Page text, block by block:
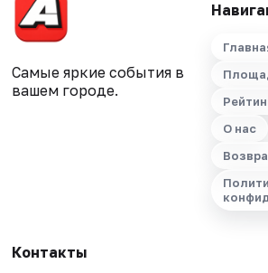
Самые яркие события в
вашем городе.
О нас
Контакты